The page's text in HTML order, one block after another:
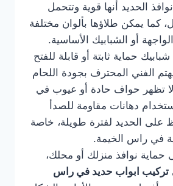
الحديد أنها قوية وتتحمل
كما يمكن طلاؤها بألوان مختلفة
أو الشبابيك الأساسية.
حماية ثابتة أو قابلة للفتح
الفني المحترف بجودة اللحام
تظهر حواف حادة أو عيوب في
دهانات مقاومة للصدأ
على الحديد لفترة طويلة، خاصة
في راس الخيمة.
حماية نوافذ منزلك أو محلك،
تركيب ابواب حديد في راس